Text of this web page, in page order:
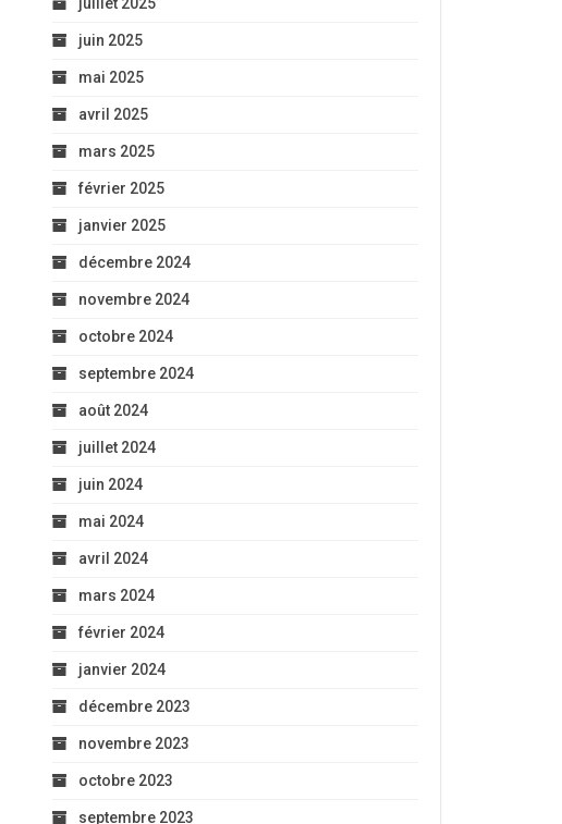
juin 2025
mai 2025
avril 2025
mars 2025
février 2025
janvier 2025
décembre 2024
novembre 2024
octobre 2024
septembre 2024
août 2024
juillet 2024
juin 2024
mai 2024
avril 2024
mars 2024
février 2024
janvier 2024
décembre 2023
novembre 2023
octobre 2023
septembre 2023